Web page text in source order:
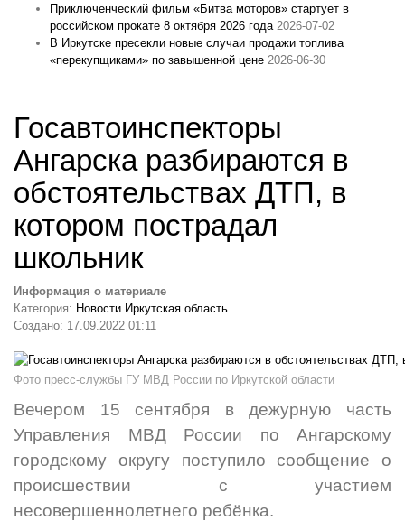
Приключенческий фильм «Битва моторов» стартует в
российском прокате 8 октября 2026 года 2026-07-02
В Иркутске пресекли новые случаи продажи топлива
«перекупщиками» по завышенной цене 2026-06-30
Госавтоинспекторы
Ангарска разбираются в
обстоятельствах ДТП, в
котором пострадал
школьник
Информация о материале
Категория: Новости Иркутская область
Создано: 17.09.2022 01:11
Фото пресс-службы ГУ МВД России по Иркутской области
Вечером 15 сентября в дежурную часть
Управления МВД России по Ангарскому
городскому округу поступило сообщение о
происшествии с участием
несовершеннолетнего ребёнка.